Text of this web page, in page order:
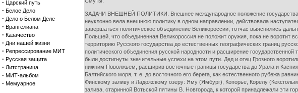
· Царский путь
· Белое Дело
· Дело о Белом Деле
· Врангелиана
· Казачество
· Дни нашей жизни
· Репрессирование МИТ
· Русская защита
· Литстраница
· МИТ-альбом
· Мемуарное
ЗАДАЧИ ВНЕШНЕЙ ПОЛИТИКИ. Внешнее международное положение государства
неуклонно вела внешнюю политику в одном направлении, действовала
завершаться политическое объединение Великороссии, тотчас выяснились
Польшей, что объединенная Великороссия не положит оружия, пока не воротит
территорию Русского государства до естественных географических границ
политического объединения русской народности и расширение
были достигнуты значительные успехи на этом пути. Дед и отец Грозного
нижним Поволжьем, расширив восточные границы государства до Урала и
Балтийского моря, т. е. до восточного его берега, как естественного рубежа
Финскому заливу и Ладожскому озеру: Яму (Ямбург), Копорье, Корелу
залива, старинной Вотьской пятины В. Новгорода, к которой принадлежали эти